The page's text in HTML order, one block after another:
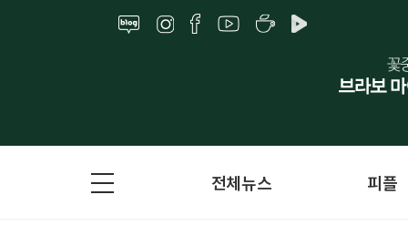
전체뉴스 피플